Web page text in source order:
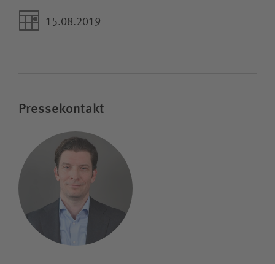
15.08.2019
Pressekontakt